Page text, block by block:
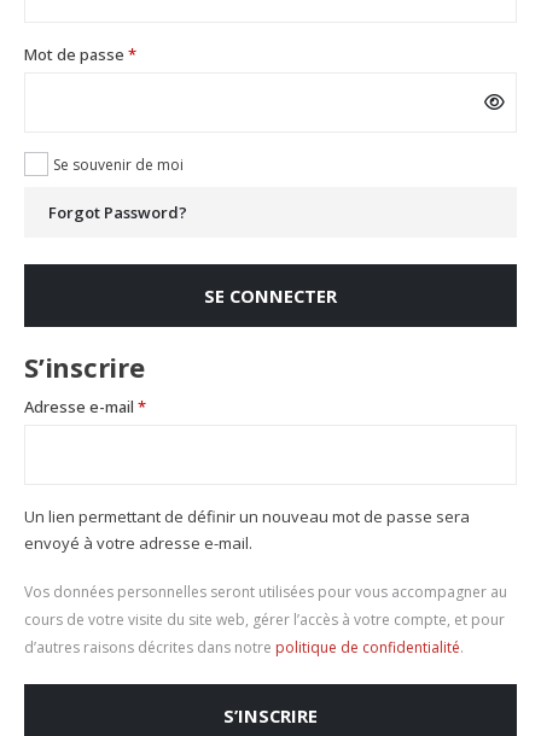
Mot de passe *Obligatoire
Se souvenir de moi
Forgot Password?
SE CONNECTER
S’inscrire
Adresse e-mail *Obligatoire
Un lien permettant de définir un nouveau mot de passe sera
envoyé à votre adresse e-mail.
Vos données personnelles seront utilisées pour vous accompagner au
cours de votre visite du site web, gérer l’accès à votre compte, et pour
d’autres raisons décrites dans notre politique de confidentialité.
S’INSCRIRE